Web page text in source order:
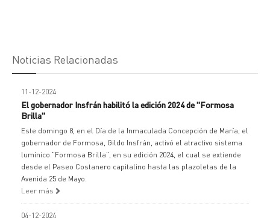
Noticias Relacionadas
11-12-2024
El gobernador Insfrán habilitó la edición 2024 de "Formosa
Brilla"
Este domingo 8, en el Día de la Inmaculada Concepción de María, el
gobernador de Formosa, Gildo Insfrán, activó el atractivo sistema
lumínico "Formosa Brilla", en su edición 2024, el cual se extiende
desde el Paseo Costanero capitalino hasta las plazoletas de la
Avenida 25 de Mayo.
Leer más
04-12-2024